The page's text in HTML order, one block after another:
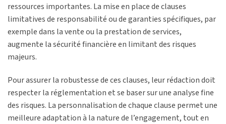
ressources importantes. La mise en place de clauses
limitatives de responsabilité ou de garanties spécifiques, par
exemple dans la vente ou la prestation de services,
augmente la sécurité financière en limitant des risques
majeurs.
Pour assurer la robustesse de ces clauses, leur rédaction doit
respecter la réglementation et se baser sur une analyse fine
des risques. La personnalisation de chaque clause permet une
meilleure adaptation à la nature de l’engagement, tout en